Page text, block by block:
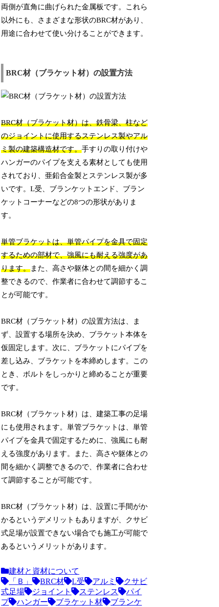
両側が直角に曲げられた金属板です。これら
以外にも、さまざまな形状のBRC材があり、
用途に合わせて使い分けることができます。
BRC材（ブラケット材）の設置方法
BRC材（ブラケット材）は、鉄骨梁、柱など
のジョイントに使用するステンレス製やアル
ミ製の建築構造材です。手すりの取り付けや
ハンガーのパイプを支える素材としても使用
されており、亜鉛合金製とステンレス製が多
いです。L受、ブランケットエンド、ブラン
ケットコーナーなどの8つの形状がありま
す。
単管ブラケットは、単管パイプを金具で固定
するための部材で、強風にも耐える強度があ
ります。また、高さや躯体との間を細かく調
整できるので、作業者に合わせて調節するこ
とが可能です。
BRC材（ブラケット材）の設置方法は、ま
ず、設置する場所を決め、ブラケット本体を
仮固定します。次に、ブラケットにパイプを
差し込み、ブラケットを本締めします。この
とき、ボルトをしっかりと締めることが重要
です。
BRC材（ブラケット材）は、建築工事の足場
にも使用されます。単管ブラケットは、単管
パイプを金具で固定するために、強風にも耐
える強度があります。また、高さや躯体との
間を細かく調整できるので、作業者に合わせ
て調節することが可能です。
BRC材（ブラケット材）は、設置に手間がか
かるというデメリットもありますが、クサビ
式足場が設置できない場合でも施工が可能で
あるというメリットがあります。
建材と資材について
「Ｂ」
BRC材 L受 アルミ
クサビ
式足場
ジョイント ステンレス
パイ
プ
ハンガー ブラケット材
ブランケ